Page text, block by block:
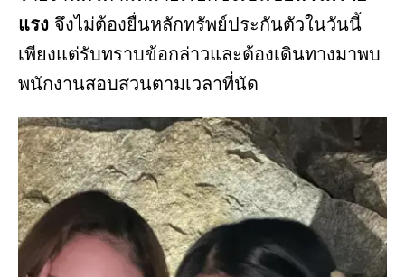
แรง จึงไม่ต้องยื่นหลักทรัพย์ประกันตัวในวันนี้
เพียงแต่รับทราบข้อกล่าวและต้องเดินทางมาพบ
พนักงานสอบสวนตามเวลาที่นัด